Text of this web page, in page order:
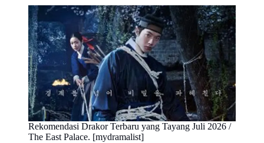
Rekomendasi Drakor Terbaru yang Tayang Juli 2026 /
The East Palace. [mydramalist]